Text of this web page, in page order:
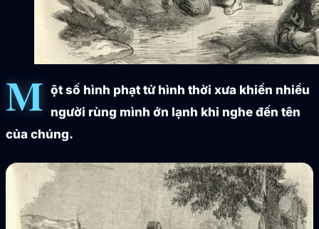
M ột số hình phạt tử hình thời xưa khiến nhiều
người rùng mình ớn lạnh khi nghe đến tên
của chúng.